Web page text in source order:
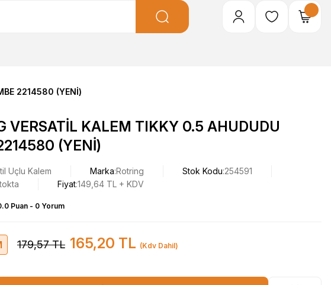
2214580 (YENİ)
VERSATİL KALEM TIKKY 0.5 AHUDUDU
(YENİ)
Uçlu Kalem Marka Rotring Stok Kodu 254591
Fiyat149,64 TL + KDV
Puan - 0 Yorum
179,57 TL 165,20 TL (Kdv Dahil)